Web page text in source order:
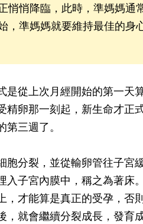
悄悄降臨，此時，準媽媽通
，準媽媽就要維持最佳的身
從上次月經開始的第一天
精卵那一刻起，新生命才正
三週了。
分裂，並從輸卵管往子宮
入子宮內膜中，稱之為著床
，才能算是真正的受孕，否
，就會繼續分裂成長，發育